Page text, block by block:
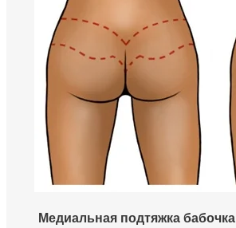
Медиальная подтяжка бабочка